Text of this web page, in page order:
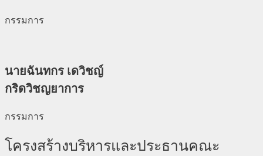
กรรมการ
นายฉันทกร เดวิชญ์
กริดวิชญยาการ
กรรมการ
โครงสร้างบริหารและประธานคณะ